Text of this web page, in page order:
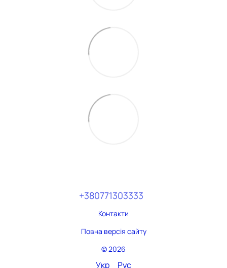
+380771303333
Контакти
Повна версія сайту
© 2026
Укр Рус